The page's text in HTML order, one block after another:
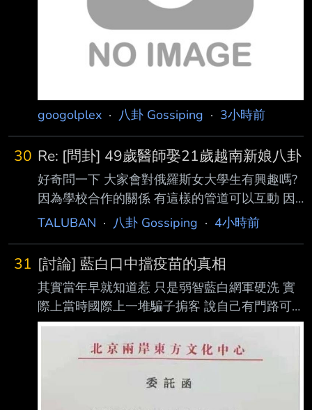
數」。 根據《壹蘋新聞網》所進行調查，並以
「蔣萬安與沈伯洋都積極爭取聲量，你支持誰當
台 北市長？」為題，進行網路投
googolplex · 八卦 Gossiping · 3小時前
30 Re: [問卦] 49歲醫師娶21歲越南新娘八卦
好奇問一下 大家會對俄羅斯女大學生有興趣嗎?
因為學校合作的關係 有這樣的管道可以互動 因
為俄烏戰爭還有俄羅斯的經濟問題 其實有不少
很怕被騙 問一下鄉民 未婚的人 會想娶俄羅斯或
烏克蘭的女孩嗎 -- 這個可能要詢問對方的法律
規定 另外也很不想變成類似買賣婚姻 所以男方
可能要有一點點英文交談能力 雙方先視訊 另外
男生可能還要考慮是否能接受女方可能比你高
至少我不行 我有問過移民署 他們說要申請協會
是放棄的 但最近很多竹科
TALUBAN · 八卦 Gossiping · 4小時前
31 [討論] 藍白口中擋疫苗的真相
其實當年早就知道惹 只是弱智藍白網軍硬洗 實
際上當時國際上一堆騙子掮客 說自己有門路可
以搞到疫苗 但是要疏通費之類的 當時我印象被
騙的其中一個就呂秀蓮 跑出來說 疫苗買得到 政
府難道沒聽到風聲嗎? 你各位傻逼在那邊我買得
到我買得到 好啊 原廠授權拿出來啊 有原廠授權